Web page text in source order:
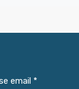
email *